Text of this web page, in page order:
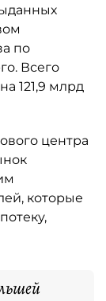
по
Всего
121,9 млрд
центра
которые